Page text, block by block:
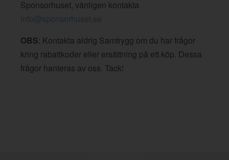
Sponsorhuset, vänligen kontakta
info@sponsorhuset.se
OBS: Kontakta aldrig Samtrygg om du har frågor
kring rabattkoder eller ersättning på ett köp. Dessa
frågor hanteras av oss. Tack!